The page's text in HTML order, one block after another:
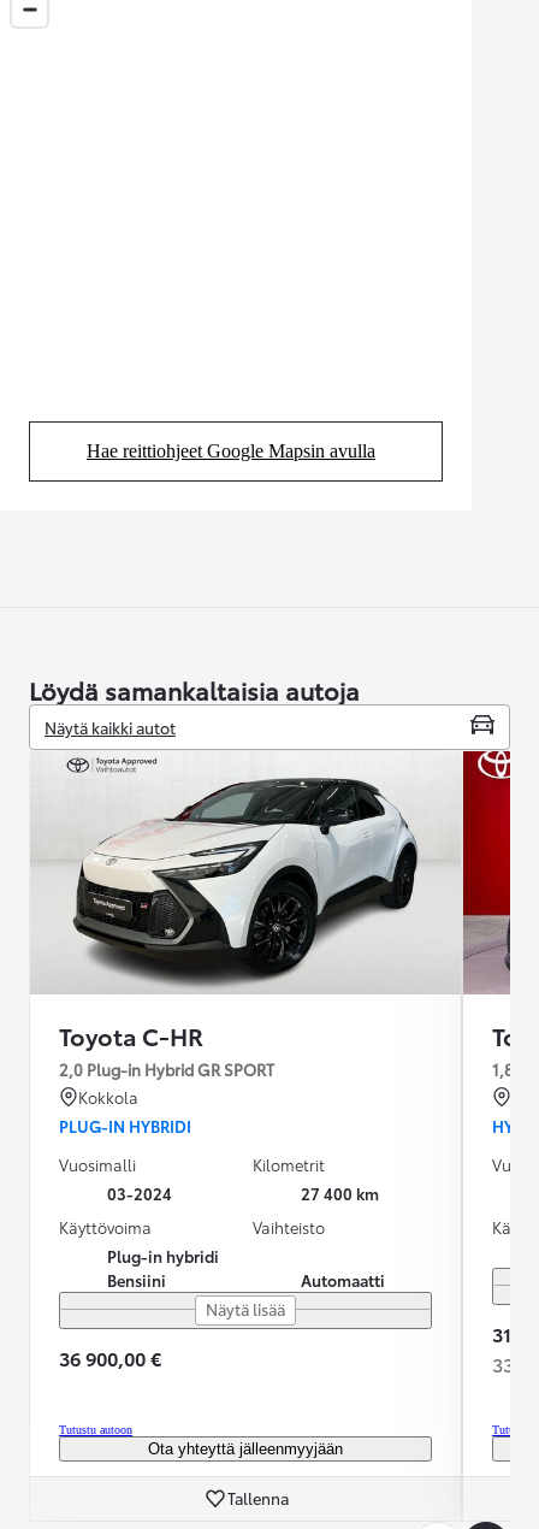
Hae reittiohjeet Google Mapsin avulla
(Aukeaa uudessa välilehdessä)
Löydä samankaltaisia autoja
Näytä kaikki autot
Toyota C-HR
2,0 Plug-in Hybrid GR SPORT
Kokkola
PLUG-IN HYBRIDI
Vuosimalli
03-2024
Kilometrit
27 400 km
Käyttövoima
Plug-in hybridi
Bensiini
Vaihteisto
Automaatti
Näytä lisää
36 900,00 €
Tutustu autoon
Ota yhteyttä jälleenmyyjään
Tallenna
1,8
31
Tutustu